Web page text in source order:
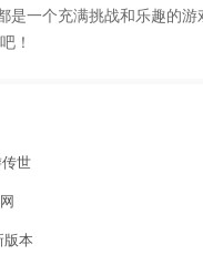
是一个充满挑战和乐趣的游
！
世
版本